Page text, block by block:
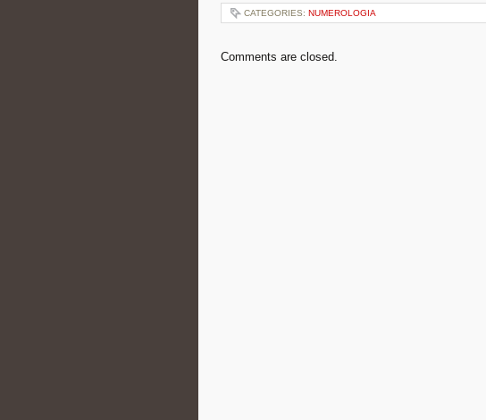
CATEGORIES: NUMEROLOGIA
Comments are closed.